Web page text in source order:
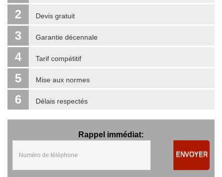
2 Devis gratuit
3 Garantie décennale
4 Tarif compétitif
5 Mise aux normes
6 Délais respectés
Rappel immédiat:
ENVOYER